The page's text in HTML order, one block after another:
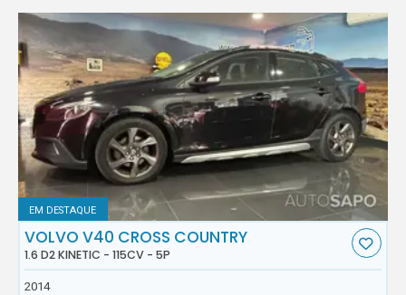
EM DESTAQUE
VOLVO V40 CROSS COUNTRY
1.6 D2 KINETIC - 115CV - 5P
2014